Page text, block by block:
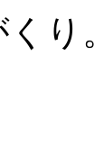
り